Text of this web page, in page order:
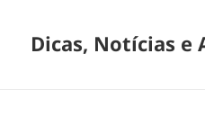
Dicas, Notícias e